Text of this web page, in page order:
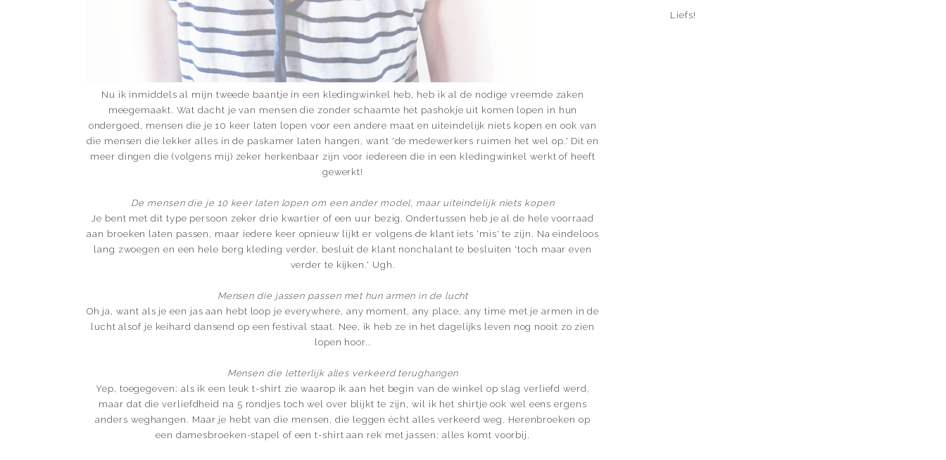
Nu ik inmiddels al mijn tweede baantje in een kledingwinkel heb, heb ik al de nodige vreemde zaken
meegemaakt. Wat dacht je van mensen die zonder schaamte het pashokje uit komen lopen in hun
ondergoed, mensen die je 10 keer laten lopen voor een andere maat en uiteindelijk niets kopen en ook van
die mensen die lekker alles in de paskamer laten hangen, want 'de medewerkers ruimen het wel op.' Dit en
meer dingen die (volgens mij) zeker herkenbaar zijn voor iedereen die in een kledingwinkel werkt of heeft
gewerkt!
De mensen die je 10 keer laten lopen om een ander model, maar uiteindelijk niets kopen
Je bent met dit type persoon zeker drie kwartier of een uur bezig. Ondertussen heb je al de hele voorraad
aan broeken laten passen, maar iedere keer opnieuw lijkt er volgens de klant iets 'mis' te zijn. Na eindeloos
lang zwoegen en een hele berg kleding verder, besluit de klant nonchalant te besluiten 'toch maar even
verder te kijken.' Ugh.
Mensen die jassen passen met hun armen in de lucht
Oh ja, want als je een jas aan hebt loop je everywhere, any moment, any place, any time met je armen in de
lucht alsof je keihard dansend op een festival staat. Nee, ik heb ze in het dagelijks leven nog nooit zo zien
lopen hoor..
Mensen die letterlijk alles verkeerd terughangen
Yep, toegegeven: als ik een leuk t-shirt zie waarop ik aan het begin van de winkel op slag verliefd werd,
maar dat die verliefdheid na 5 rondjes toch wel over blijkt te zijn, wil ik het shirtje ook wel eens ergens
anders weghangen. Maar je hebt van die mensen, die leggen écht alles verkeerd weg. Herenbroeken op
een damesbroeken-stapel of een t-shirt aan rek met jassen: alles komt voorbij.
Liefs!